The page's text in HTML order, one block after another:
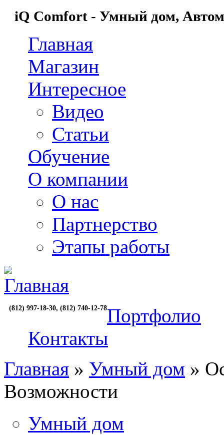
Перейти к основному содержанию
iQ Comfort - Умный дом,
Главная
Магазин
Интересное
Видео
Статьи
Обучение
О компании
О нас
Партнерство
Этапы работы
(812) 997-18-30, (812) 740-12-78Портфолио
Контакты
Главная » Умный дом »
Возможности
Умный дом